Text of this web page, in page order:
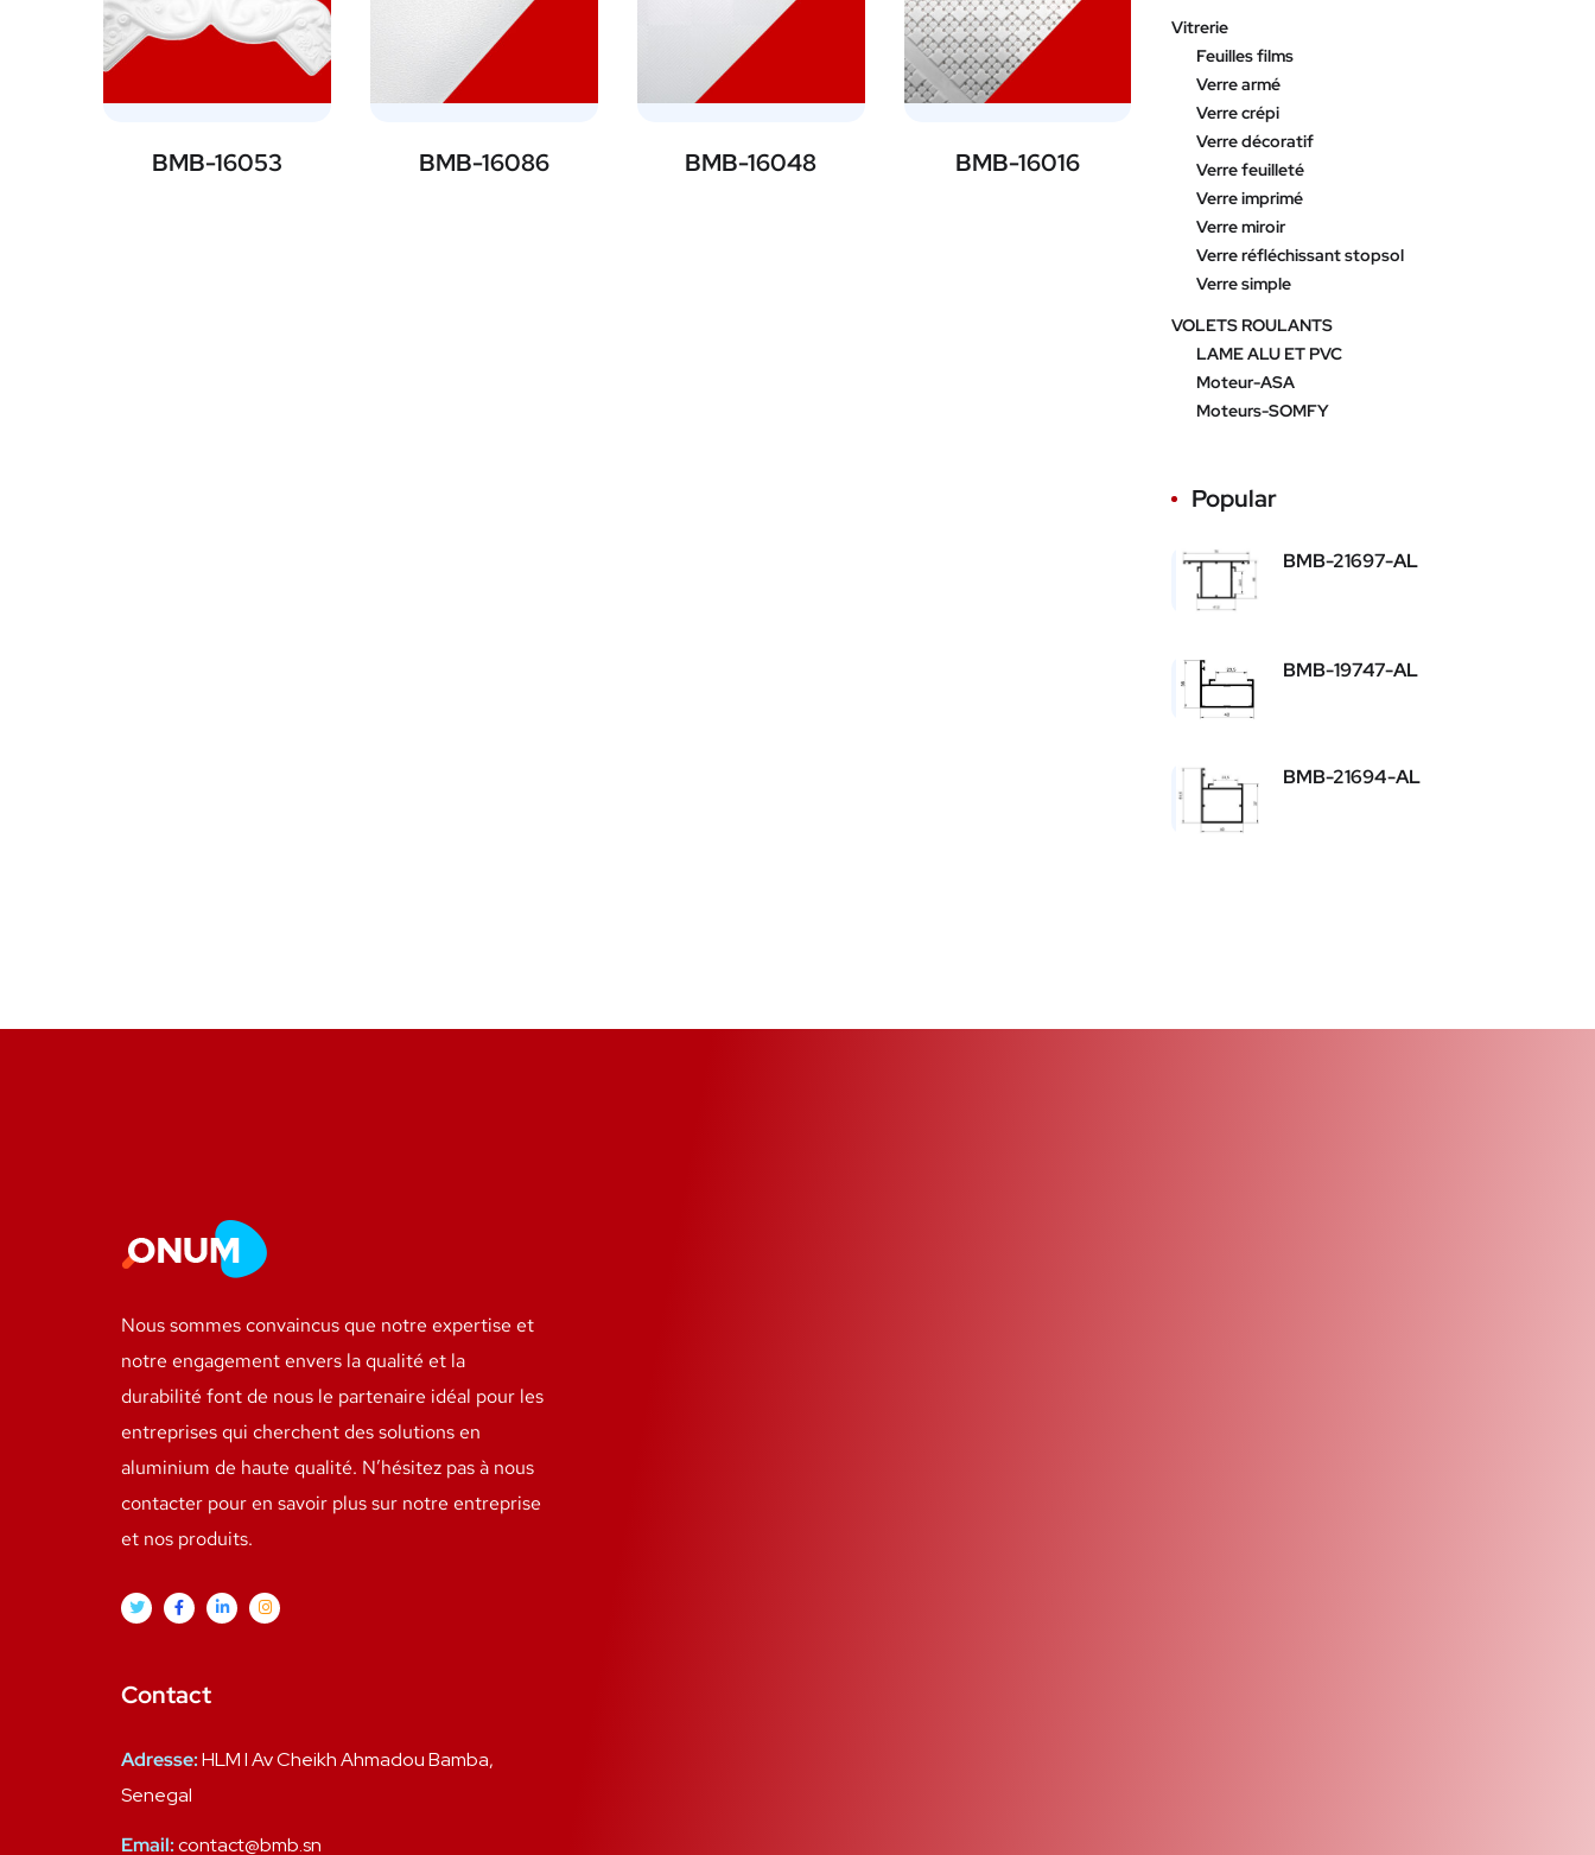
BMB-16053 BMB-16086 BMB-16048 BMB-16016
Vitrerie
Feuilles films
Verre armé
Verre crépi
Verre décoratif
Verre feuilleté
Verre imprimé
Verre miroir
Verre réfléchissant stopsol
Verre simple
VOLETS ROULANTS
LAME ALU ET PVC
Moteur-ASA
Moteurs-SOMFY
Popular
BMB-21697-AL
BMB-19747-AL
BMB-21694-AL
Nous sommes convaincus que notre expertise et
notre engagement envers la qualité et la
durabilité font de nous le partenaire idéal pour les
entreprises qui cherchent des solutions en
aluminium de haute qualité. N’hésitez pas à nous
contacter pour en savoir plus sur notre entreprise
et nos produits.
Contact
Adresse:HLM I Av Cheikh Ahmadou Bamba,
Senegal
Email:contact@bmb.sn